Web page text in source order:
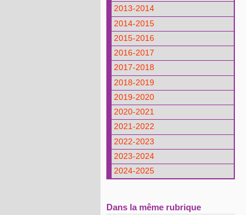
2013-2014
2014-2015
2015-2016
2016-2017
2017-2018
2018-2019
2019-2020
2020-2021
2021-2022
2022-2023
2023-2024
2024-2025
Dans la même rubrique